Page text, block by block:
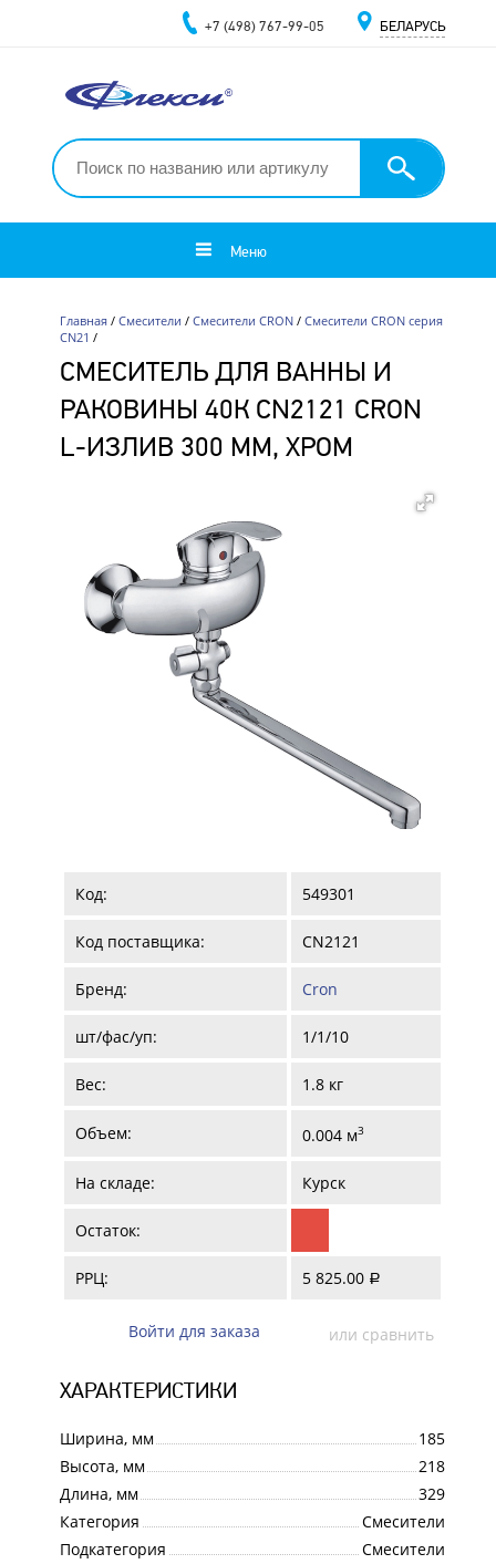
+7 (498) 767-99-05 БЕЛАРУСЬ
Меню
Главная/ Смесители / Смесители CRON/ Смесители CRON серия
CN21 /
СМЕСИТЕЛЬ ДЛЯ ВАННЫ И
РАКОВИНЫ 40К CN2121 CRON
L-ИЗЛИВ 300 ММ, ХРОМ
Код: 549301
Код поставщика: CN2121
Бренд: Cron
шт/фас/уп: 1/1/10
Вес: 1.8 кг
Объем: 0.004 м3
На складе: Курск
Остаток:
РРЦ: 5 825.00 a
Войти для заказа или сравнить
ХАРАКТЕРИСТИКИ
Ширина, мм
185
Высота, мм
218
Длина, мм
329
Категория
Смесители
Подкатегория
Смесители